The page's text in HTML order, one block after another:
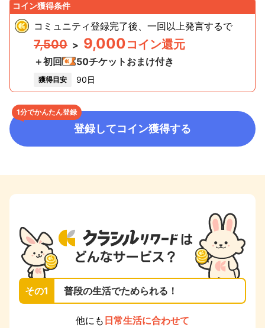
コイン獲得条件
コミュニティ登録完了後、一回以上発言するで
7,500 > 9,000コイン還元
＋初回 50チケットおまけ付き
獲得目安 90日
1分でかんたん登録
登録してコイン獲得する
その1 普段の生活でためられる！
他にも 日常生活に合わせて